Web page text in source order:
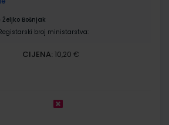
Bošnjak
broj ministarstva:
CIJENA: 10,20 €